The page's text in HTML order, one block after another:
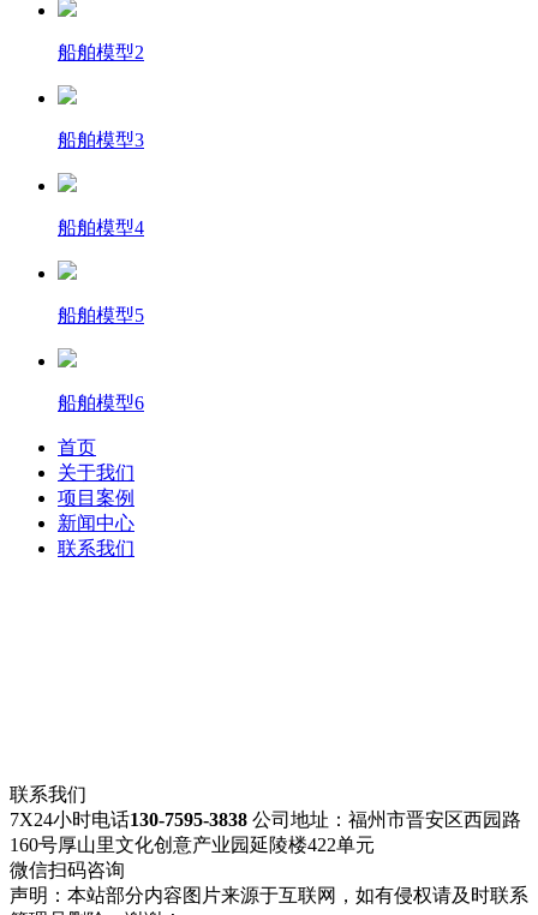
船舶模型2
船舶模型3
船舶模型4
船舶模型5
船舶模型6
首页
关于我们
项目案例
新闻中心
联系我们
联系我们
7X24小时电话130-7595-3838 公司地址：福州市晋安区西园路
160号厚山里文化创意产业园延陵楼422单元
微信扫码咨询
声明：本站部分内容图片来源于互联网，如有侵权请及时联系